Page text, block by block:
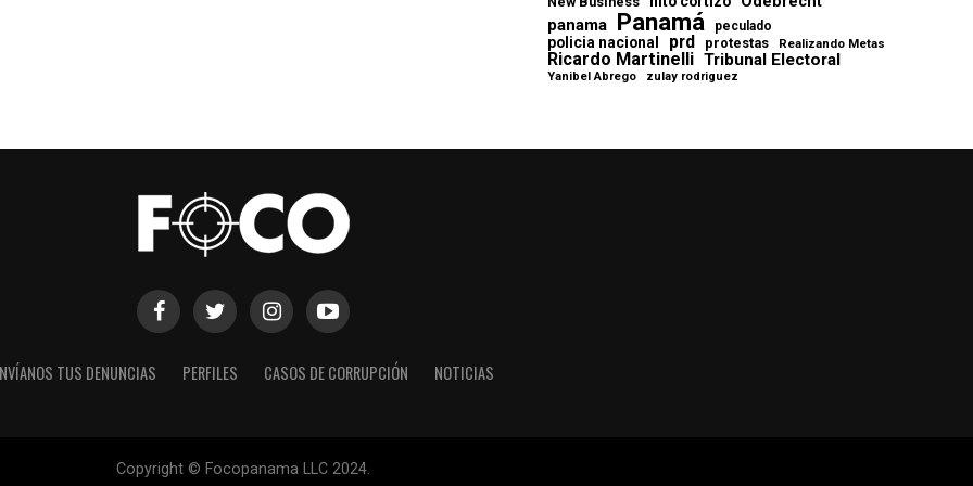
panama Panamá peculado
policia nacional prd protestas Realizando Metas
Ricardo Martinelli Tribunal Electoral
Yanibel Abrego zulay rodriguez
TUS DENUNCIAS PERFILES CASOS DE CORRUPCIÓN NOTICIAS
Copyright © Focopanama LLC 2024.